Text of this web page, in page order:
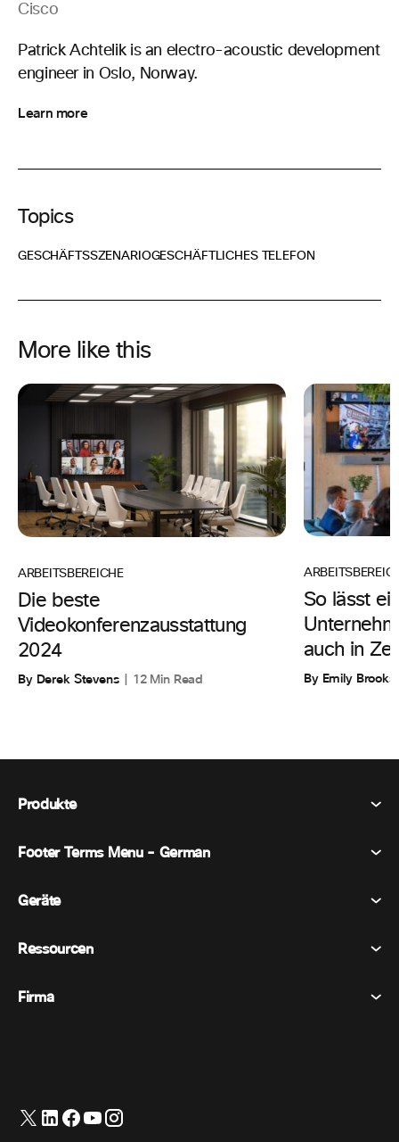
Cisco
Patrick Achtelik is an electro-acoustic development
engineer in Oslo, Norway.
Learn more
Topics
GESCHÄFTSSZENARIOGESCHÄFTLICHES TELEFON
More like this
ARBEITSBEREICHE
Die beste
Videokonferenzausstattung
2024
By Derek Stevens 12 Min Read
So lässt
auch in
By Emily Brooks
Produkte
Webex Suite
Nachrichten
Veranstaltungen
Whiteboarding
Footer Terms Menu - German
Allgemeine Geschäftsbedingungen
Marken
English (Englisch)
Geräte
Raumgeräte
Kopfhörer
Ressourcen
Preise
Firma
Support kontaktieren